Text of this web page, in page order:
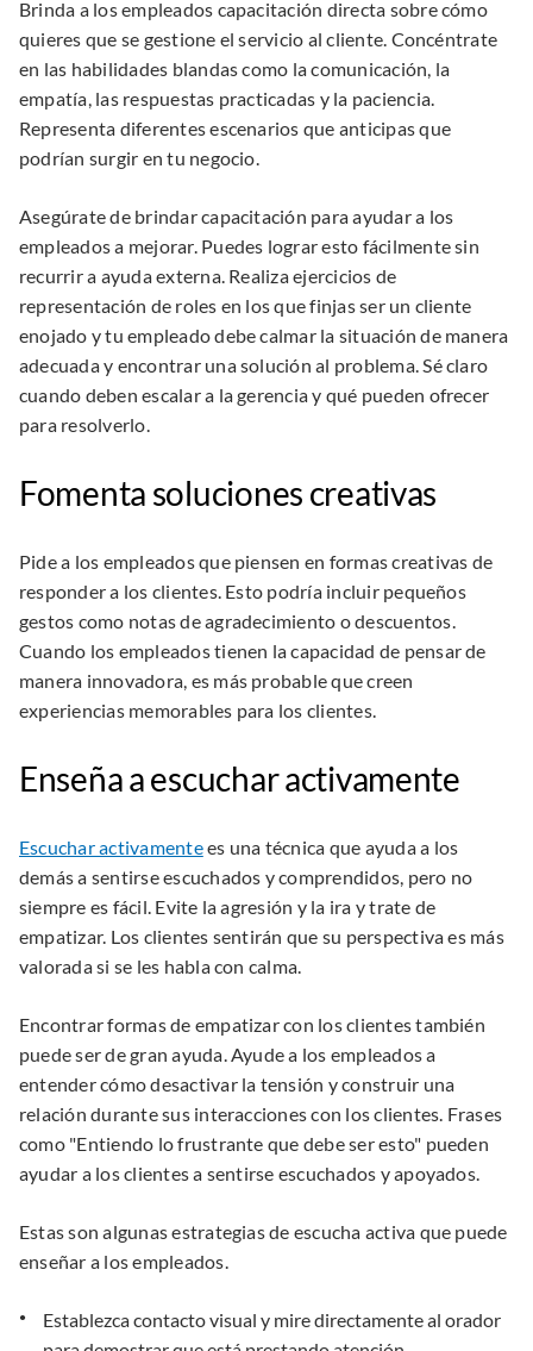
Brinda a los empleados capacitación directa sobre cómo
quieres que se gestione el servicio al cliente. Concéntrate
en las habilidades blandas como la comunicación, la
empatía, las respuestas practicadas y la paciencia.
Representa diferentes escenarios que anticipas que
podrían surgir en tu negocio.
Asegúrate de brindar capacitación para ayudar a los
empleados a mejorar. Puedes lograr esto fácilmente sin
recurrir a ayuda externa. Realiza ejercicios de
representación de roles en los que finjas ser un cliente
enojado y tu empleado debe calmar la situación de manera
adecuada y encontrar una solución al problema. Sé claro
cuando deben escalar a la gerencia y qué pueden ofrecer
para resolverlo.
Fomenta soluciones creativas
Pide a los empleados que piensen en formas creativas de
responder a los clientes. Esto podría incluir pequeños
gestos como notas de agradecimiento o descuentos.
Cuando los empleados tienen la capacidad de pensar de
manera innovadora, es más probable que creen
experiencias memorables para los clientes.
Enseña a escuchar activamente
Escuchar activamentees una técnica que ayuda a los
demás a sentirse escuchados y comprendidos, pero no
siempre es fácil. Evite la agresión y la ira y trate de
empatizar. Los clientes sentirán que su perspectiva es más
valorada si se les habla con calma.
Encontrar formas de empatizar con los clientes también
puede ser de gran ayuda. Ayude a los empleados a
entender cómo desactivar la tensión y construir una
relación durante sus interacciones con los clientes. Frases
como "Entiendo lo frustrante que debe ser esto" pueden
ayudar a los clientes a sentirse escuchados y apoyados.
Estas son algunas estrategias de escucha activa que puede
enseñar a los empleados.
Establezca contacto visual y mire directamente al orador